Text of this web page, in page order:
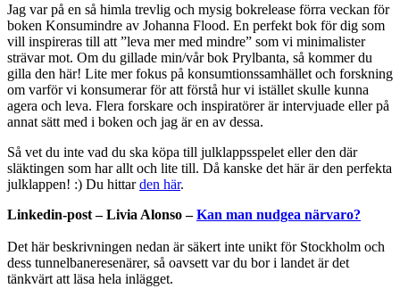
Jag var på en så himla trevlig och mysig bokrelease förra veckan för
boken Konsumindre av Johanna Flood. En perfekt bok för dig som
vill inspireras till att ”leva mer med mindre” som vi minimalister
strävar mot. Om du gillade min/vår bok Prylbanta, så kommer du
gilla den här! Lite mer fokus på konsumtionssamhället och forskning
om varför vi konsumerar för att förstå hur vi istället skulle kunna
agera och leva. Flera forskare och inspiratörer är intervjuade eller på
annat sätt med i boken och jag är en av dessa.
Så vet du inte vad du ska köpa till julklappsspelet eller den där
släktingen som har allt och lite till. Då kanske det här är den perfekta
julklappen! :) Du hittarden här.
Linkedin-post – Livia Alonso –Kan man nudgea närvaro?
Det här beskrivningen nedan är säkert inte unikt för Stockholm och
dess tunnelbaneresenärer, så oavsett var du bor i landet är det
tänkvärt att läsa hela inlägget.